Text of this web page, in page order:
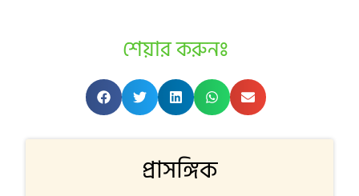
শেয়ার করুনঃ
প্রাসঙ্গিক